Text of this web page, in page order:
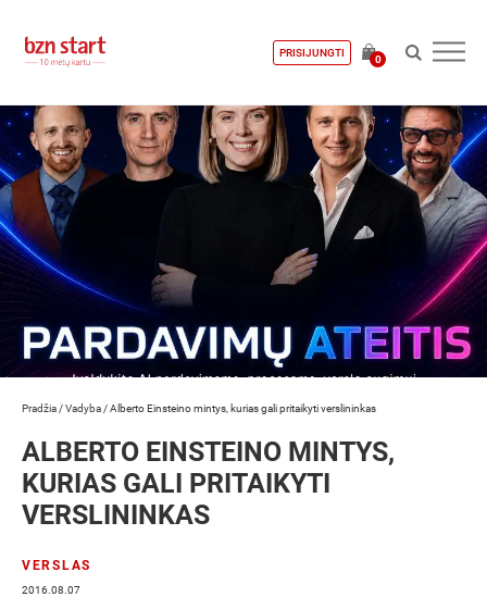
PRISIJUNGTI
0
Pradžia /Vadyba /Alberto Einsteino mintys, kurias gali pritaikyti verslininkas
ALBERTO EINSTEINO MINTYS,
KURIAS GALI PRITAIKYTI
VERSLININKAS
VERSLAS
2016.08.07